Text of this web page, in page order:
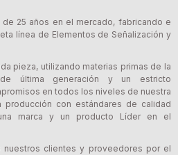
25 años en el mercado, fabricando e
línea de Elementos de Señalización y
pieza, utilizando materias primas de la
última generación y un estricto
en todos los niveles de nuestra
producción con estándares de calidad
marca y un producto Líder en el
nuestros clientes y proveedores por el